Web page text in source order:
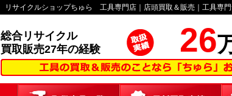
リサイクルショップちゅら 工具専門店｜店頭買取＆販売｜工具専門
総合リサイクル
買取販売27年の経験
26